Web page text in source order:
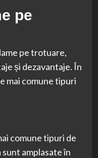
pe
pe trotuare,
și dezavantaje. În
mai comune tipuri
comune tipuri de
amplasate în